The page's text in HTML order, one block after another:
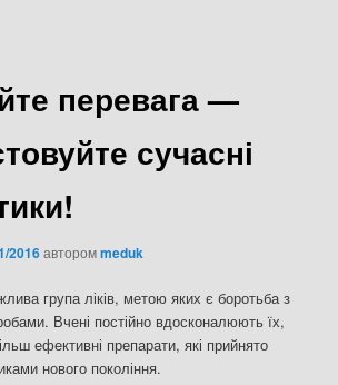
перевага —
сучасні
2016авторомmeduk
група ліків, метою яких є боротьба з
Вчені постійно вдосконалюють їх,
ефективні препарати, які прийнято
нового покоління.